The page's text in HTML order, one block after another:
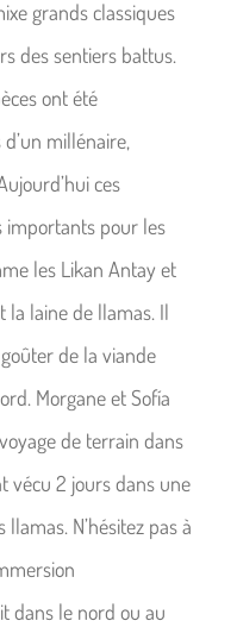
grands classiques
des sentiers battus.
ont été
millénaire,
ces
importants pour les
les Likan Antay et
la laine de llamas. Il
de la viande
Morgane et Sofía
de terrain dans
vécu 2 jours dans une
N’hésitez pas à
dans le nord ou au